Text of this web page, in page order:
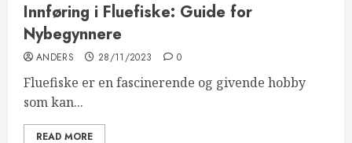
Innføring i Fluefiske: Guide for
Nybegynnere
ANDERS 28/11/2023 0
Fluefiske er en fascinerende og givende hobby
som kan...
READ MORE